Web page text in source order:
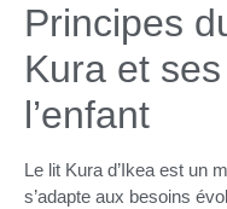
Principes
Kura et
l’enfant
Le lit Kura d’Ikea est un
s’adapte aux besoins